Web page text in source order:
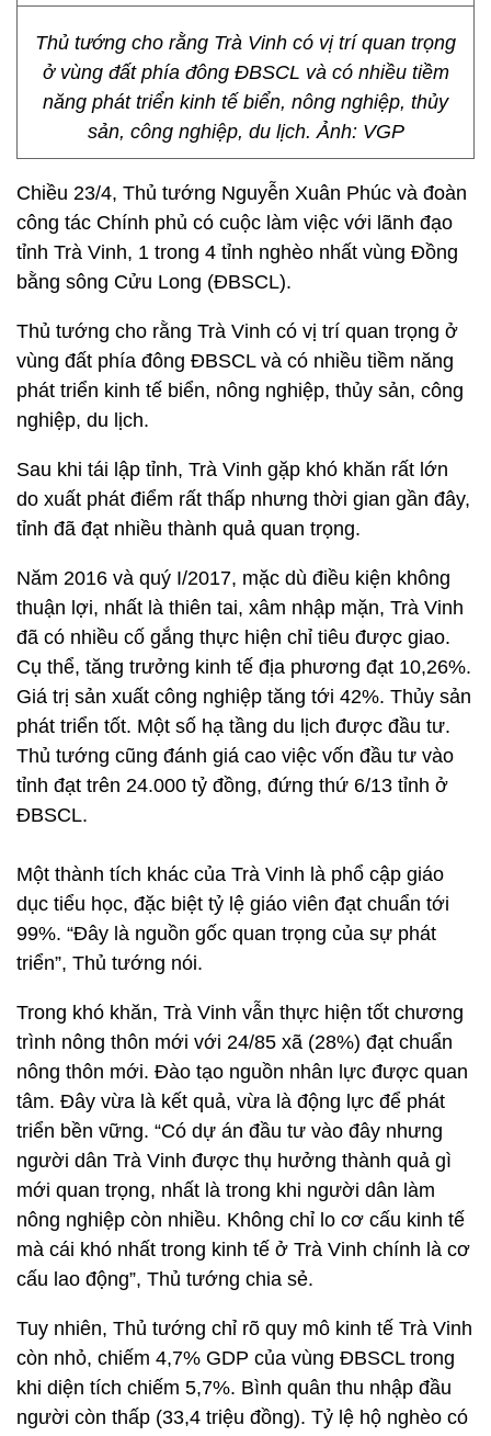
Thủ tướng cho rằng Trà Vinh có vị trí quan trọng
ở vùng đất phía đông ĐBSCL và có nhiều tiềm
năng phát triển kinh tế biển, nông nghiệp, thủy
sản, công nghiệp, du lịch. Ảnh: VGP
Chiều 23/4, Thủ tướng Nguyễn Xuân Phúc và đoàn
công tác Chính phủ có cuộc làm việc với lãnh đạo
tỉnh Trà Vinh, 1 trong 4 tỉnh nghèo nhất vùng Đồng
bằng sông Cửu Long (ĐBSCL).
Thủ tướng cho rằng Trà Vinh có vị trí quan trọng ở
vùng đất phía đông ĐBSCL và có nhiều tiềm năng
phát triển kinh tế biển, nông nghiệp, thủy sản, công
nghiệp, du lịch.
Sau khi tái lập tỉnh, Trà Vinh gặp khó khăn rất lớn
do xuất phát điểm rất thấp nhưng thời gian gần đây,
tỉnh đã đạt nhiều thành quả quan trọng.
Năm 2016 và quý I/2017, mặc dù điều kiện không
thuận lợi, nhất là thiên tai, xâm nhập mặn, Trà Vinh
đã có nhiều cố gắng thực hiện chỉ tiêu được giao.
Cụ thể, tăng trưởng kinh tế địa phương đạt 10,26%.
Giá trị sản xuất công nghiệp tăng tới 42%. Thủy sản
phát triển tốt. Một số hạ tầng du lịch được đầu tư.
Thủ tướng cũng đánh giá cao việc vốn đầu tư vào
tỉnh đạt trên 24.000 tỷ đồng, đứng thứ 6/13 tỉnh ở
ĐBSCL.
Một thành tích khác của Trà Vinh là phổ cập giáo
dục tiểu học, đặc biệt tỷ lệ giáo viên đạt chuẩn tới
99%. “Đây là nguồn gốc quan trọng của sự phát
triển”, Thủ tướng nói.
Trong khó khăn, Trà Vinh vẫn thực hiện tốt chương
trình nông thôn mới với 24/85 xã (28%) đạt chuẩn
nông thôn mới. Đào tạo nguồn nhân lực được quan
tâm. Đây vừa là kết quả, vừa là động lực để phát
triển bền vững. “Có dự án đầu tư vào đây nhưng
người dân Trà Vinh được thụ hưởng thành quả gì
mới quan trọng, nhất là trong khi người dân làm
nông nghiệp còn nhiều. Không chỉ lo cơ cấu kinh tế
mà cái khó nhất trong kinh tế ở Trà Vinh chính là cơ
cấu lao động”, Thủ tướng chia sẻ.
Tuy nhiên, Thủ tướng chỉ rõ quy mô kinh tế Trà Vinh
còn nhỏ, chiếm 4,7% GDP của vùng ĐBSCL trong
khi diện tích chiếm 5,7%. Bình quân thu nhập đầu
người còn thấp (33,4 triệu đồng). Tỷ lệ hộ nghèo có